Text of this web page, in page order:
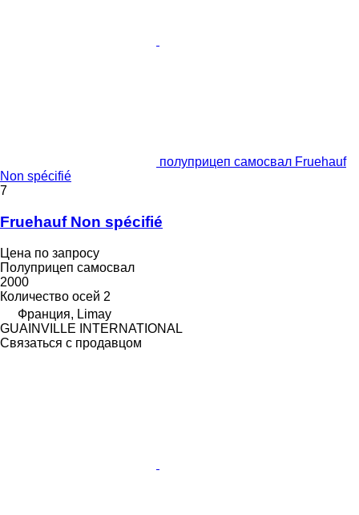
полуприцеп самосвал Fruehauf
Non spécifié
7
Fruehauf Non spécifié
Цена по запросу
Полуприцеп самосвал
2000
Количество осей 2
Франция, Limay
GUAINVILLE INTERNATIONAL
Связаться с продавцом